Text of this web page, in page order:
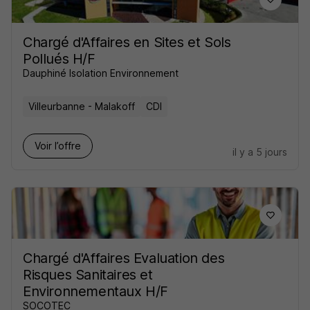
Chargé d'Affaires en Sites et Sols
Pollués H/F
Dauphiné Isolation Environnement
Villeurbanne - Malakoff CDI
Voir l’offre
il y a 5 jours
Chargé d'Affaires Evaluation des
Risques Sanitaires et
Environnementaux H/F
SOCOTEC